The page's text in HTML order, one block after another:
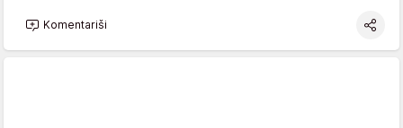
Komentariši